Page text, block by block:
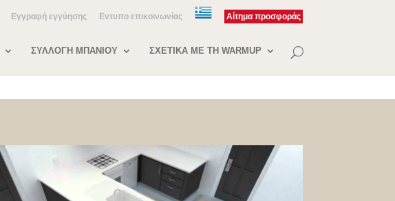
Εγγραφή εγγύησης Eντυπο επικοινωνίας Αίτημα προσφοράς
ΣΥΛΛΟΓH ΜΠAΝΙΟΥ ΣΧΕΤΙΚA ΜΕ ΤΗ WARMUP